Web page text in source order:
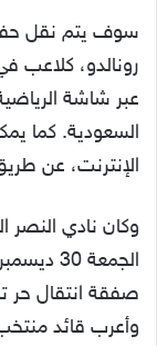
سوف يتم نقل حفل
رونالدو، كلاعب
السعودية. كما
الإنترنت، عن
وكان نادي النصر
وأعرب قائد